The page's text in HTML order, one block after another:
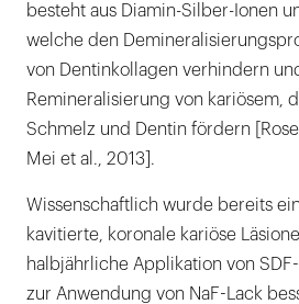
besteht aus Diamin-Silber-Ionen
welche den
von Dentinkollagen verhindern
Remineralisierung von kariösem,
Schmelz und Dentin fördern
Mei et al., 2013].
Wissenschaftlich wurde bereits
kavitierte, koronale kariöse
halbjährliche Applikation von
zur Anwendung von NaF-Lack